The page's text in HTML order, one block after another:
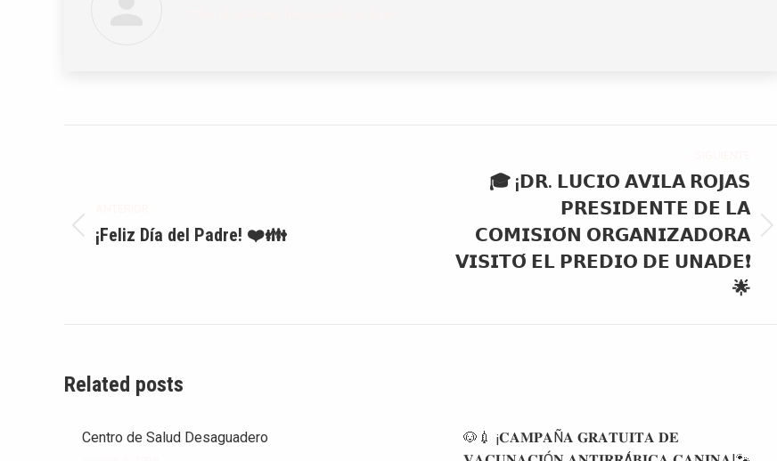
publicaciones
Publicación
¡Feliz Día del Padre! ❤️👪
Publicación
siguiente:
🎓 ¡𝗗𝗥. 𝗟𝗨𝗖𝗜𝗢 𝗔𝗩𝗜𝗟𝗔 𝗥𝗢𝗝𝗔𝗦
𝗣𝗥𝗘𝗦𝗜𝗗𝗘𝗡𝗧𝗘 𝗗𝗘 𝗟𝗔
𝗖𝗢𝗠𝗜𝗦𝗜𝗢́𝗡 𝗢𝗥𝗚𝗔𝗡𝗜𝗭𝗔𝗗𝗢𝗥𝗔
𝗩𝗜𝗦𝗜𝗧𝗢́ 𝗘𝗟 𝗣𝗥𝗘𝗗𝗜𝗢 𝗗𝗘 𝗨𝗡𝗔𝗗𝗘❗
🌟
Related posts
Centro de Salud Desaguadero
🐶💉 ¡𝐂𝐀𝐌𝐏𝐀Ñ𝐀 𝐆𝐑𝐀𝐓𝐔𝐈𝐓𝐀 𝐃𝐄